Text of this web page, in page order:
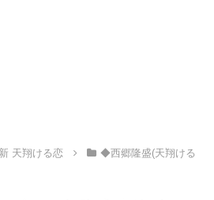
天翔ける恋
◆西郷隆盛(天翔ける